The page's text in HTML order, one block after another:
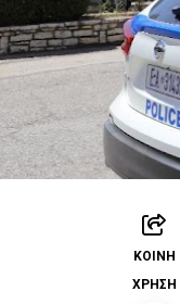
ΚΟΙΝΉ
ΧΡΉΣΗ